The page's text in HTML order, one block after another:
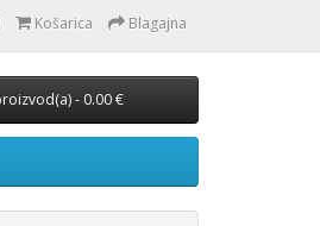
Košarica Blagajna
- 0.00 €